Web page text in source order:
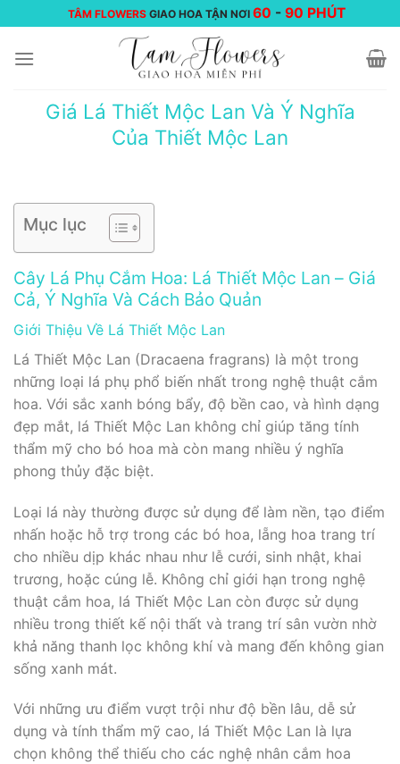
đến
nội
TÂM FLOWERS GIAO HOA TẬN NƠI 60 -90 PHÚT
Giá Lá Thiết Mộc Lan Và Ý Nghĩa
Của Thiết Mộc Lan
Mục lục
Cây Lá Phụ Cắm Hoa: Lá Thiết Mộc Lan – Giá
Cả, Ý Nghĩa Và Cách Bảo Quản
Giới Thiệu Về Lá Thiết Mộc Lan
Lá Thiết Mộc Lan (Dracaena fragrans) là một trong
những loại lá phụ phổ biến nhất trong nghệ thuật cắm
hoa. Với sắc xanh bóng bẩy, độ bền cao, và hình dạng
đẹp mắt, lá Thiết Mộc Lan không chỉ giúp tăng tính
thẩm mỹ cho bó hoa mà còn mang nhiều ý nghĩa
phong thủy đặc biệt.
Loại lá này thường được sử dụng để làm nền, tạo điểm
nhấn hoặc hỗ trợ trong các bó hoa, lẵng hoa trang trí
cho nhiều dịp khác nhau như lễ cưới, sinh nhật, khai
trương, hoặc cúng lễ. Không chỉ giới hạn trong nghệ
thuật cắm hoa, lá Thiết Mộc Lan còn được sử dụng
nhiều trong thiết kế nội thất và trang trí sân vườn nhờ
khả năng thanh lọc không khí và mang đến không gian
sống xanh mát.
Với những ưu điểm vượt trội như độ bền lâu, dễ sử
dụng và tính thẩm mỹ cao, lá Thiết Mộc Lan là lựa
chọn không thể thiếu cho các nghệ nhân cắm hoa